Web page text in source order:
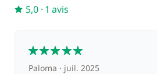
5,0 · 1 avis
Paloma juil. 2025